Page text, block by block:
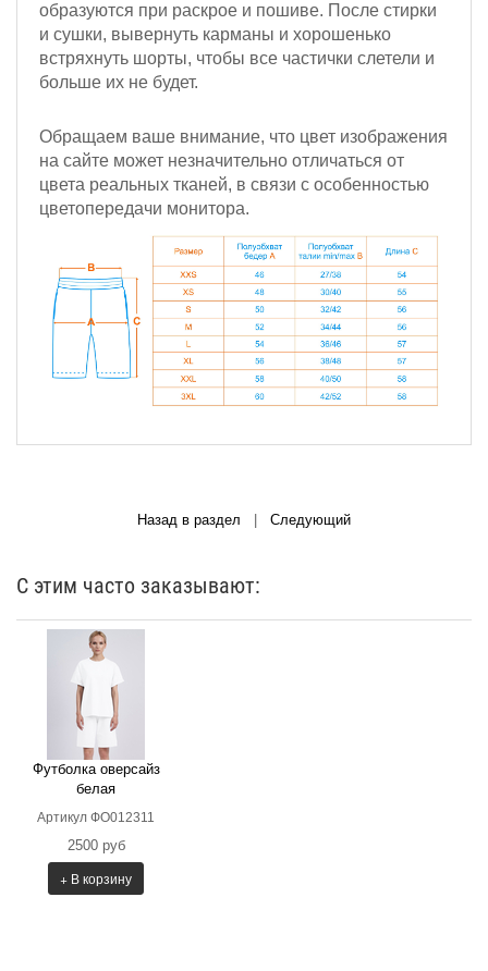
образуются при раскрое и пошиве. После стирки
и сушки, вывернуть карманы и хорошенько
встряхнуть шорты, чтобы все частички слетели и
больше их не будет.
Обращаем ваше внимание, что цвет изображения
на сайте может незначительно отличаться от
цвета реальных тканей, в связи с особенностью
цветопередачи монитора.
Назад в раздел Следующий
С этим часто заказывают:
Футболка оверсайз
белая
Артикул ФО012311
2500 руб
+ В корзину